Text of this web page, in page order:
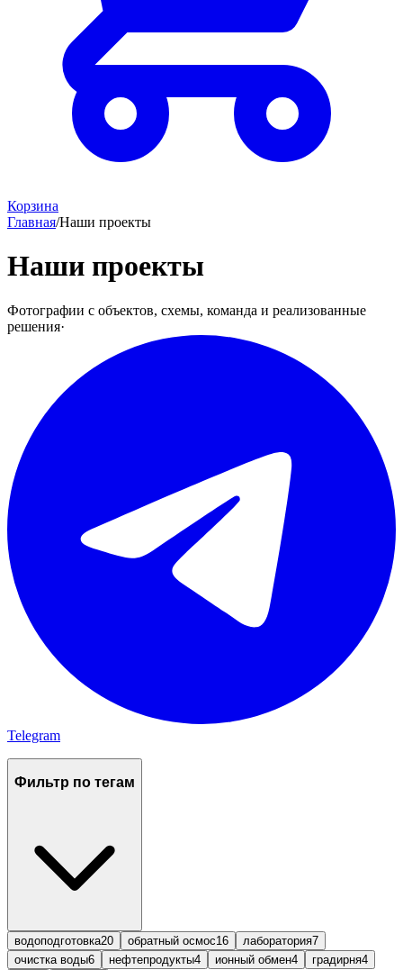
Корзина
Главная/Наши проекты
Наши проекты
Фотографии с объектов, схемы, команда и реализованные
решения·
Telegram
Фильтр по тегам
водоподготовка20 обратный осмос16 лаборатория7
очистка воды6 нефтепродукты4 ионный обмен4 градирня4